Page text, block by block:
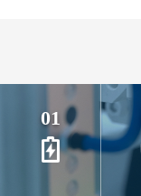
01